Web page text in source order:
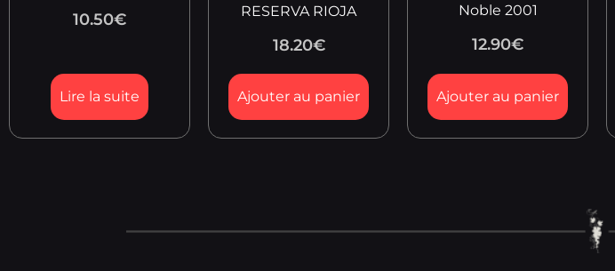
10.50€
Lire la suite
RESERVA RIOJA
18.20€
Ajouter au panier
Noble 2001
12.90€
Ajouter au panier